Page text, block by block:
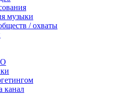
музыки
/ охваты
канал